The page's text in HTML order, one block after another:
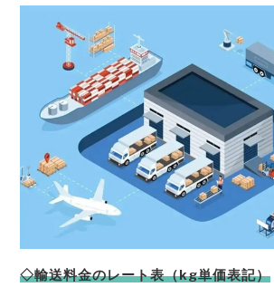
◇輸送料金のレート表（kg単価表記）